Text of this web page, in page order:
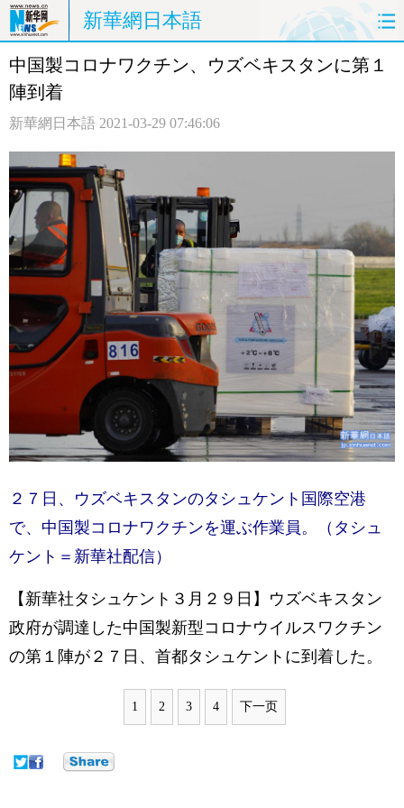
新華網日本語
ホームページ 政治 経済
観光
中日対訳
中国製コロナワクチン、ウズベキスタンに第１
陣到着
新華網日本語 2021-03-29 07:46:06
２７日、ウズベキスタンのタシュケント国際空港
で、中国製コロナワクチンを運ぶ作業員。（タシュ
ケント＝新華社配信）
【新華社タシュケント３月２９日】ウズベキスタン
政府が調達した中国製新型コロナウイルスワクチン
の第１陣が２７日、首都タシュケントに到着した。
1 2 3 4 下一页